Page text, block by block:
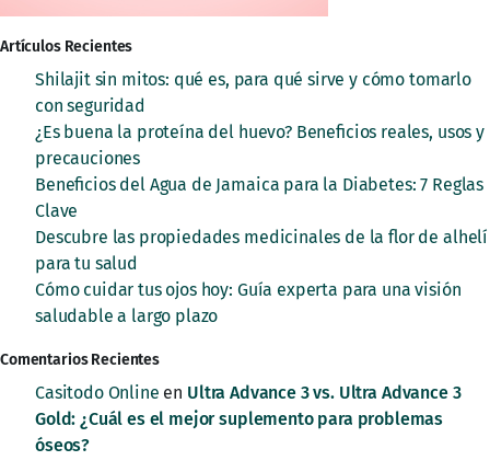
Artículos Recientes
Shilajit sin mitos: qué es, para qué sirve y cómo tomarlo
con seguridad
¿Es buena la proteína del huevo? Beneficios reales, usos y
precauciones
Beneficios del Agua de Jamaica para la Diabetes: 7 Reglas
Clave
Descubre las propiedades medicinales de la flor de alhelí
para tu salud
Cómo cuidar tus ojos hoy: Guía experta para una visión
saludable a largo plazo
Comentarios Recientes
Casitodo Online en Ultra Advance 3 vs. Ultra Advance 3
Gold: ¿Cuál es el mejor suplemento para problemas
óseos?